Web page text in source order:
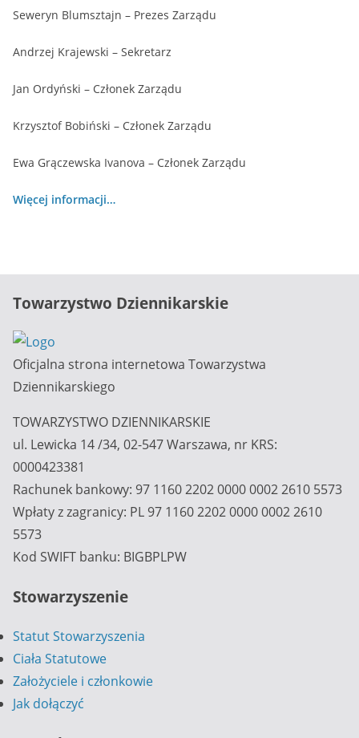
Seweryn Blumsztajn – Prezes Zarządu
Andrzej Krajewski – Sekretarz
Jan Ordyński – Członek Zarządu
Krzysztof Bobiński – Członek Zarządu
Ewa Grączewska Ivanova – Członek Zarządu
Więcej informacji…
Towarzystwo Dziennikarskie
Oficjalna strona internetowa Towarzystwa
Dziennikarskiego
TOWARZYSTWO DZIENNIKARSKIE
ul. Lewicka 14 /34, 02-547 Warszawa, nr KRS:
0000423381
Rachunek bankowy: 97 1160 2202 0000 0002 2610 5573
Wpłaty z zagranicy: PL 97 1160 2202 0000 0002 2610
5573
Kod SWIFT banku: BIGBPLPW
Stowarzyszenie
Statut Stowarzyszenia
Ciała Statutowe
Założyciele i członkowie
Jak dołączyć